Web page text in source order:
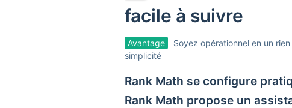
facile à suivre
Avantage
Soyez opérationnel en un
simplicité
Rank Math se configure
Rank Math propose un